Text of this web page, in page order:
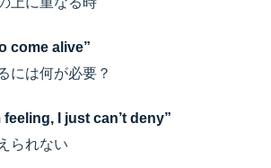
come alive”
には何が必要？
feeling, I just can’t deny”
られない